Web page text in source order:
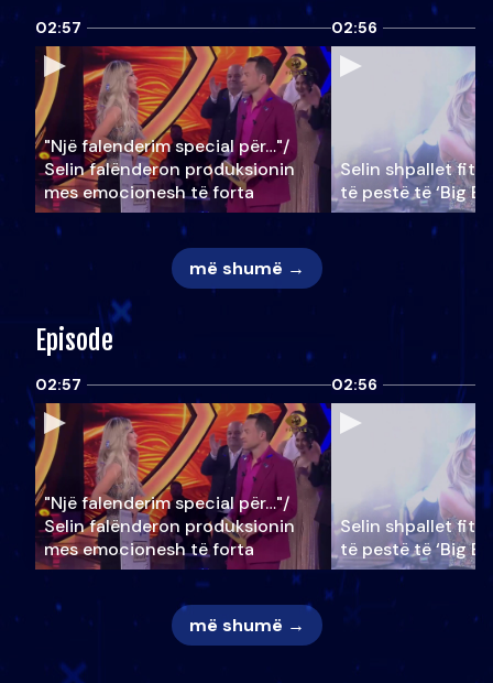
02:57
"Një falenderim special për…"/
Selin falënderon produksionin
mes emocionesh të forta
02:56
Selin shpallet
të pestë të ‘Big
më shumë →
Episode
02:57
"Një falenderim special për…"/
Selin falënderon produksionin
mes emocionesh të forta
02:56
Selin shpallet
të pestë të ‘Big
më shumë →